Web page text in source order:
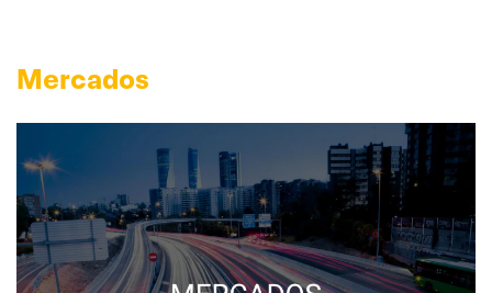
Mercados